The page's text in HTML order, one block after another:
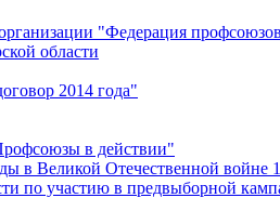
"Федерация
области
2014 года"
в действии"
в Великой Отечественной войне
по участию в предвыборной